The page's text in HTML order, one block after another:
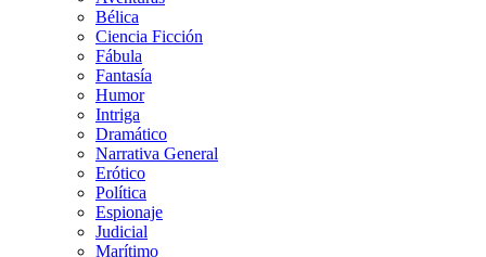
Bélica
Ciencia Ficción
Fábula
Fantasía
Humor
Intriga
Dramático
Narrativa General
Erótico
Política
Espionaje
Judicial
Marítimo